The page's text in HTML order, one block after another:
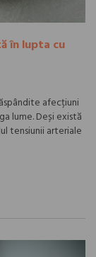
în lupta cu
afecțiuni
lume. Deși există
tensiunii arteriale